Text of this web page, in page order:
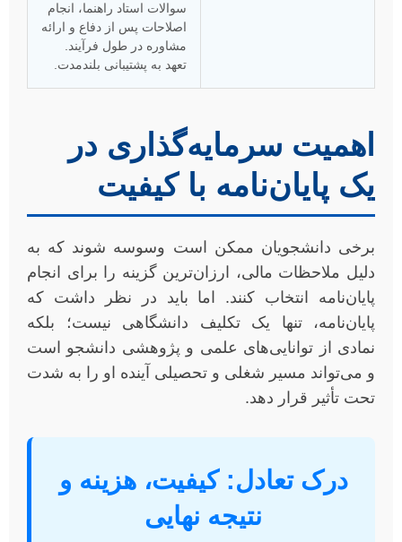
سوالات استاد راهنما، انجام
اصلاحات پس از دفاع و ارائه
مشاوره در طول فرآیند.
تعهد به پشتیبانی بلندمدت.
اهمیت سرمایه‌گذاری در
یک پایان‌نامه با کیفیت
برخی دانشجویان ممکن است وسوسه شوند که به
دلیل ملاحظات مالی، ارزان‌ترین گزینه را برای انجام
پایان‌نامه انتخاب کنند. اما باید در نظر داشت که
پایان‌نامه، تنها یک تکلیف دانشگاهی نیست؛ بلکه
نمادی از توانایی‌های علمی و پژوهشی دانشجو است
و می‌تواند مسیر شغلی و تحصیلی آینده او را به شدت
تحت تأثیر قرار دهد.
درک تعادل: کیفیت، هزینه و
نتیجه نهایی